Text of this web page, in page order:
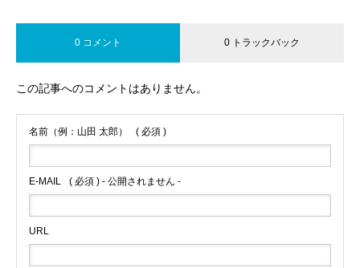
0 コメント 0 トラックバック
この記事へのコメントはありません。
名前（例：山田 太郎） ( 必須 )
E-MAIL ( 必須 ) - 公開されません -
URL